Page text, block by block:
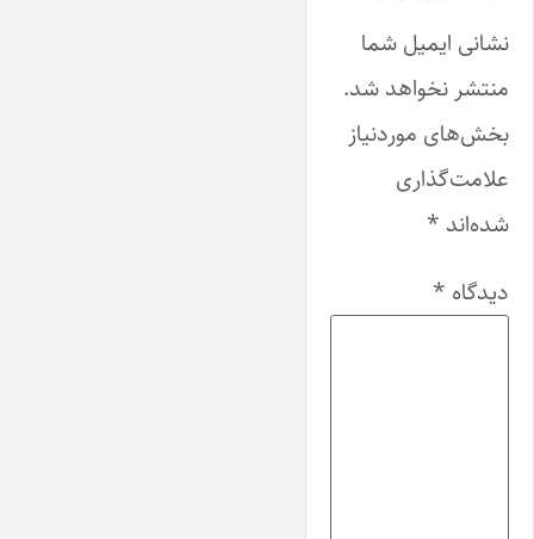
نشانی ایمیل شما
منتشر نخواهد شد.
بخش‌های موردنیاز
علامت‌گذاری
شده‌اند *
دیدگاه *